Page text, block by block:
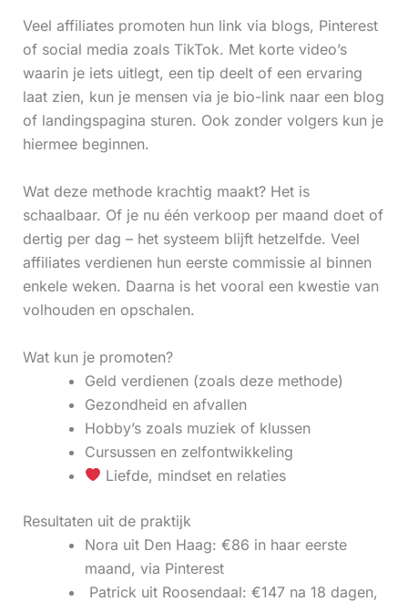
Veel affiliates promoten hun link via blogs, Pinterest
of social media zoals TikTok. Met korte video’s
waarin je iets uitlegt, een tip deelt of een ervaring
laat zien, kun je mensen via je bio-link naar een blog
of landingspagina sturen. Ook zonder volgers kun je
hiermee beginnen.
Wat deze methode krachtig maakt? Het is
schaalbaar. Of je nu één verkoop per maand doet of
dertig per dag – het systeem blijft hetzelfde. Veel
affiliates verdienen hun eerste commissie al binnen
enkele weken. Daarna is het vooral een kwestie van
volhouden en opschalen.
Wat kun je promoten?
Geld verdienen (zoals deze methode)
Gezondheid en afvallen
Hobby’s zoals muziek of klussen
Cursussen en zelfontwikkeling
Liefde, mindset en relaties
Resultaten uit de praktijk
Nora uit Den Haag: €86 in haar eerste
maand, via Pinterest
‍ Patrick uit Roosendaal: €147 na 18 dagen,